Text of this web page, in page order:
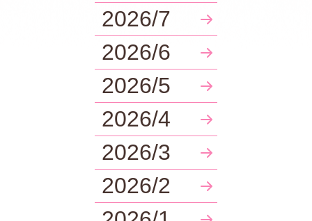
2026/7
2026/6
2026/5
2026/4
2026/3
2026/2